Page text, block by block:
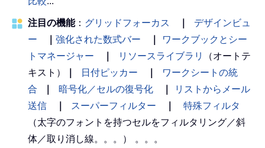
注目の機能： グリッドフォーカス ｜
デザインビュ
ー
｜ 強化された数式バー ｜
ワークブックとシー
トマネージャー
｜ リソースライブラリ
（オートテ
キスト）
｜ 日付ピッカー ｜
ワークシートの統
合
｜ 暗号化／セルの復号化 ｜
リストからメール
送信
｜ スーパーフィルター ｜
特殊フィルタ
（太字のフォントを持つセルをフィルタリング／斜
体／取り消し線。。。） 。。。